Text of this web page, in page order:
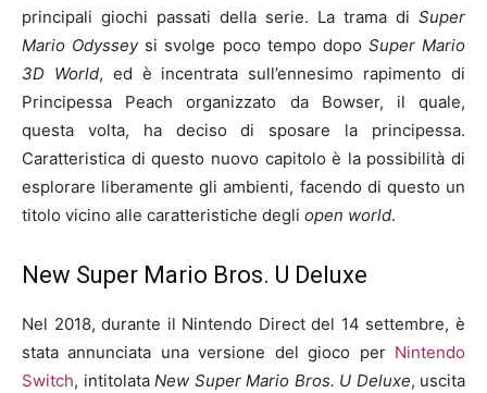
principali giochi passati della serie. La trama di Super
Mario Odysseysi svolge poco tempo dopo Super Mario
3D World, ed è incentrata sull’ennesimo rapimento di
Principessa Peach organizzato da Bowser, il quale,
questa volta, ha deciso di sposare la principessa.
Caratteristica di questo nuovo capitolo è la possibilità di
esplorare liberamente gli ambienti, facendo di questo un
titolo vicino alle caratteristiche degli open world.
New Super Mario Bros. U Deluxe
Nel 2018, durante il Nintendo Direct del 14 settembre, è
stata annunciata una versione del gioco per Nintendo
Switch, intitolata New Super Mario Bros. U Deluxe, uscita